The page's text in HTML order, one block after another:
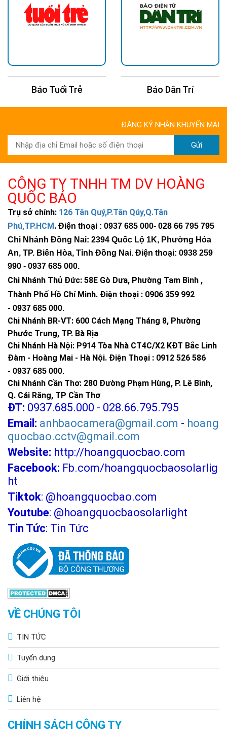
Báo Tuổi Trẻ Báo Dân Trí
ĐĂNG KÝ NHẬN KHUYẾN MÃI
Gửi
CÔNG TY TNHH TM DV HOÀNG
QUỐC BẢO
Trụ sở chính: 126 Tân Quý,P.Tân Qúy,Q.Tân
Phú,TP.HCM . Điện thoại : 0937 685 000- 028 66 795 795
Chi Nhánh Đồng Nai: 2394 Quốc Lộ 1K, Phường Hóa
An, TP. Biên Hòa, Tỉnh Đồng Nai. Điện thoại: 0938 259
990 - 0937 685 000.
Chi Nhánh Thủ Đức: 58E Gò Dưa, Phường Tam Bình ,
Thành Phố Hồ Chí Minh. Điện thoại : 0906 359 992
- 0937 685 000.
Chi Nhánh BR-VT: 600 Cách Mạng Tháng 8, Phường
Phước Trung, TP. Bà Rịa
Chi Nhánh Hà Nội: P914 Tòa Nhà CT4C/X2 KĐT Bắc Linh
Đàm - Hoàng Mai - Hà Nội. Điện Thoại : 0912 526 586
- 0937 685 000.
Chi Nhánh Cần Thơ: 280 Đường Phạm Hùng, P. Lê Bình,
Q. Cái Răng, TP Cần Thơ
ĐT: 0937.685.000 - 028.66.795.795
Email: anhbaocamera@gmail.com - hoang
quocbao.cctv@gmail.com
Website: http://hoangquocbao.com
Facebook: Fb.com/hoangquocbaosolarlig
ht
Tiktok: @hoangquocbao.com
Youtube: @hoangquocbaosolarlight
Tin Tức: Tin Tức
VỀ CHÚNG TÔI
TIN TỨC
Tuyển dụng
Giới thiệu
Liên hệ
CHÍNH SÁCH CÔNG TY